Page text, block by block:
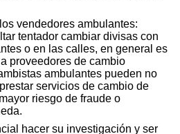
vendedores ambulantes:
tentador cambiar divisas con
o en las calles, en general es
proveedores de cambio
ambulantes pueden no
servicios de cambio de
riesgo de fraude o
hacer su investigación y ser